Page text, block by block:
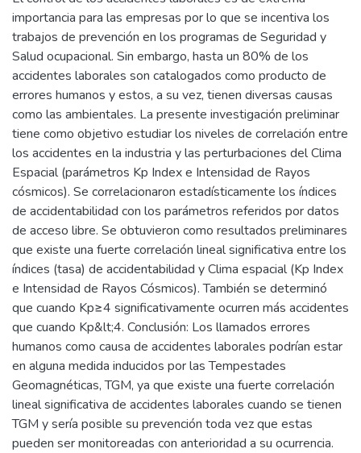
importancia para las empresas por lo que se incentiva los
trabajos de prevención en los programas de Seguridad y
Salud ocupacional. Sin embargo, hasta un 80% de los
accidentes laborales son catalogados como producto de
errores humanos y estos, a su vez, tienen diversas causas
como las ambientales. La presente investigación preliminar
tiene como objetivo estudiar los niveles de correlación entre
los accidentes en la industria y las perturbaciones del Clima
Espacial (parámetros Kp Index e Intensidad de Rayos
cósmicos). Se correlacionaron estadísticamente los índices
de accidentabilidad con los parámetros referidos por datos
de acceso libre. Se obtuvieron como resultados preliminares
que existe una fuerte correlación lineal significativa entre los
índices (tasa) de accidentabilidad y Clima espacial (Kp Index
e Intensidad de Rayos Cósmicos). También se determinó
que cuando Kp≥4 significativamente ocurren más accidentes
que cuando Kp&lt;4. Conclusión: Los llamados errores
humanos como causa de accidentes laborales podrían estar
en alguna medida inducidos por las Tempestades
Geomagnéticas, TGM, ya que existe una fuerte correlación
lineal significativa de accidentes laborales cuando se tienen
TGM y sería posible su prevención toda vez que estas
pueden ser monitoreadas con anterioridad a su ocurrencia.